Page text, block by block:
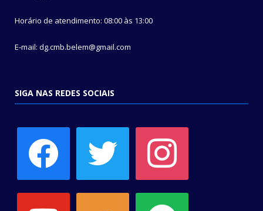
Horário de atendimento: 08:00 às 13:00
E-mail: dg.cmb.belem@gmail.com
SIGA NAS REDES SOCIAIS